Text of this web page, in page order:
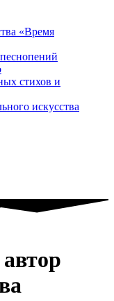
«Время
стихов и
искусства